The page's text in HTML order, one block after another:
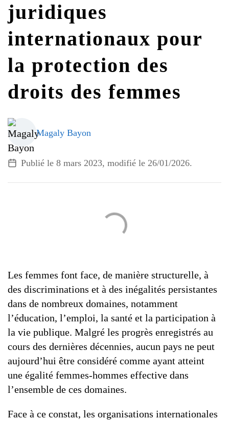
G7 / G20
TOUS LES THÈMES
VIDÉOS
juridiques
internationaux pour
la protection des
droits des femmes
Magaly Bayon
Publié le 8 mars 2023, modifié le 26/01/2026.
Les femmes font face, de manière structurelle, à
des discriminations et à des inégalités persistantes
dans de nombreux domaines, notamment
l’éducation, l’emploi, la santé et la participation à
la vie publique. Malgré les progrès enregistrés au
cours des dernières décennies, aucun pays ne peut
aujourd’hui être considéré comme ayant atteint
une égalité femmes-hommes effective dans
l’ensemble de ces domaines.
Face à ce constat, les organisations internationales